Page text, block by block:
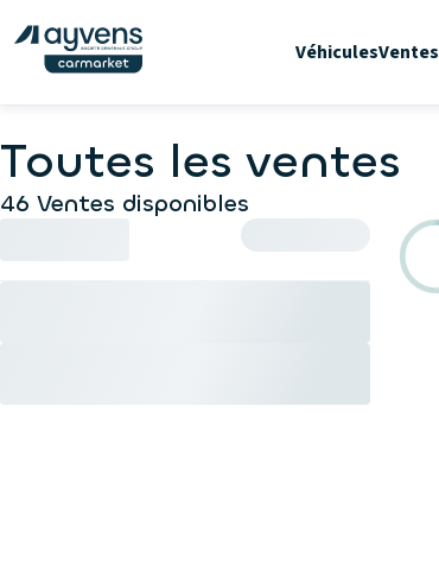
VéhiculesVentes
Toutes les ventes
46 Ventes disponibles